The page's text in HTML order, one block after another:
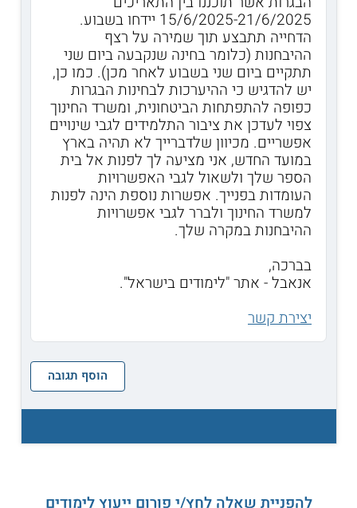
15/6/2025-21/6/2025 יידחו בשבוע.
הדחייה תתבצע תוך שמירה על רצף
ההיבחנות (כלומר בחינה שנקבעה ביום שני
תתקיים ביום שני בשבוע לאחר מכן). כמו כן,
יש להדגיש כי ההיערכות לבחינות הבגרות
כפופה להתפתחות הביטחונית, ומשרד החינוך
צפוי לעדכן את ציבור התלמידים לגבי שינויים
אפשריים. מכיוון שלדברייך לא תהיה בארץ
במועד החדש, אני מציעה לך לפנות אל בית
הספר שלך ולשאול לגבי האפשרויות
העומדות בפנייך. אפשרות נוספת הינה לפנות
למשרד החינוך ולברר לגבי אפשרויות
ההיבחנות במקרה שלך.
בברכה,
אנאבל - אתר "לימודים בישראל".
יצירת קשר
הוסף תגובה
להפניית שאלה לחץ/י פורום ייעוץ לימודים